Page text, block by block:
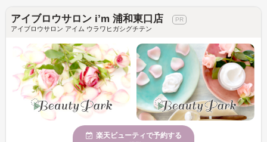
アイブロウサロン i’m 浦和東口店
アイブロウサロン アイム ウラワヒガシグチテン
楽天ビューティで予約する